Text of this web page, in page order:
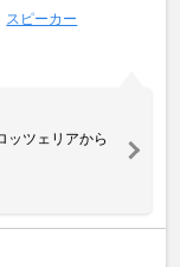
スピーカー
ッツェリアから